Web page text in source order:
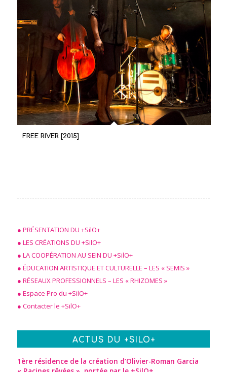
FREE RIVER [2015]
● PRÉSENTATION DU +SilO+
● LES CRÉATIONS DU +SilO+
● LA COOPÉRATION AU SEIN DU +SilO+
● ÉDUCATION ARTISTIQUE ET CULTURELLE – LES « SEMIS »
● RÉSEAUX PROFESSIONNELS – LES « RHIZOMES »
● Espace Pro du +SilO+
● Contacter le +SilO+
ACTUS DU +SILO+
1ère résidence de la création d’Olivier-Roman Garcia